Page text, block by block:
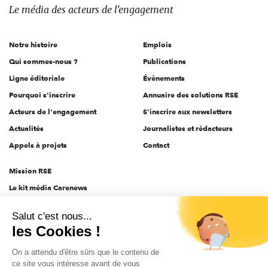
des
l'engagement
Le média des acteurs de l'engagement
Notre histoire
Qui sommes-nous ?
Ligne éditoriale
Pourquoi s'inscrire
Acteurs de l'engagement
Actualités
Appels à projets
Emplois
Publications
Évènements
Annuaire des solutions RSE
S'inscrire aux newsletters
Journalistes et rédacteurs
Contact
Mission RSE
Le kit média Carenews
AEF info
Novethic
PRODURABLE
Salut c'est nous...
les Cookies !
On a attendu d'être sûrs que le contenu de
ce site vous intéresse avant de vous